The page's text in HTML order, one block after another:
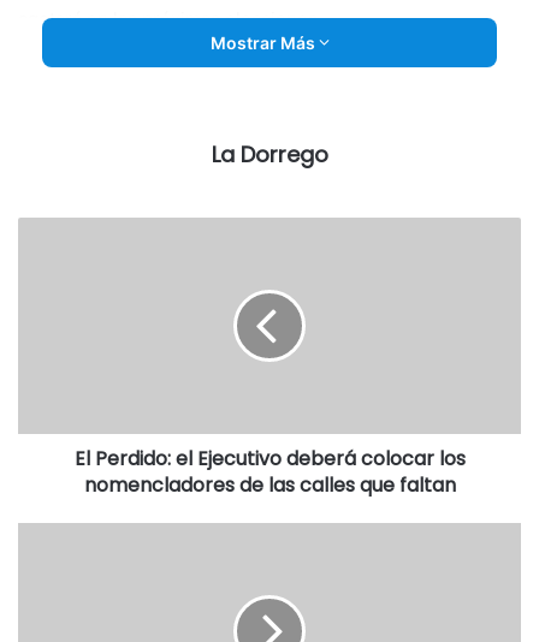
agotará en las próximas elecciones.
del distrito; la conformación de una bolsa de trabajo
juvenil, y el apoyo a las entidades deportivas, son tres de
Marisol en la lista, Bahía se refirió a la necesidad de
pavimentar el camino que conduce al único balneario del
Mostrar Más
La Dorrego
El Perdido: el Ejecutivo deberá colocar los
nomencladores de las calles que faltan